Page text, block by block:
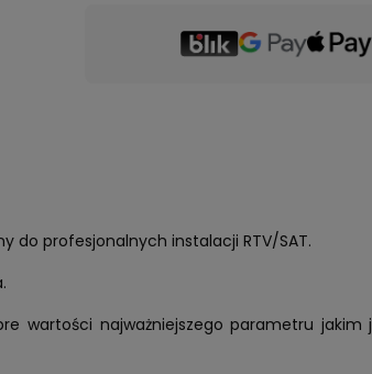
do profesjonalnych instalacji RTV/SAT.
wartości najważniejszego parametru